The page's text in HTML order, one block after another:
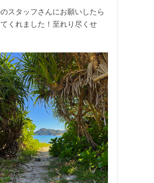
スタッフさんにお願いしたら
くれました！至れり尽くせ